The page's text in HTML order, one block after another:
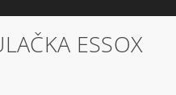
ESSOX